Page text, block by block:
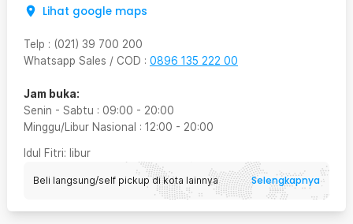
Lihat google maps
Telp : (021) 39 700 200
Whatsapp Sales / COD : 0896 135 222 00
Jam buka:
Senin - Sabtu : 09:00 - 20:00
Minggu/Libur Nasional : 12:00 - 20:00
Idul Fitri: libur
Beli langsung/self pickup di kota lainnya Selengkapnya